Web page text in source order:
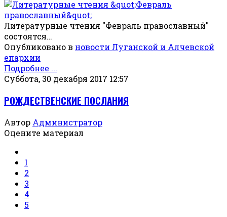
Литературные чтения "Февраль православный"
состоятся…
Опубликовано в новости Луганской и Алчевской
епархии
Подробнее ...
Суббота, 30 декабря 2017 12:57
РОЖДЕСТВЕНСКИЕ ПОСЛАНИЯ
Автор Администратор
Оцените материал
1
2
3
4
5